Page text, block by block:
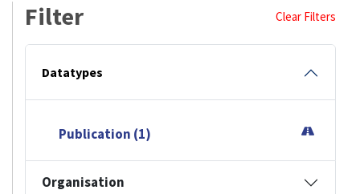
Filter Clear Filters
Datatypes
Publication (1)
Organisation